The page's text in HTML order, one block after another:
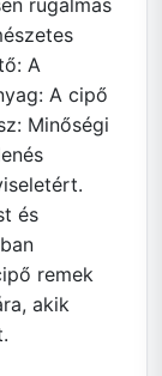
rugalmas
A
A cipő
Minőségi
és
remek
akik